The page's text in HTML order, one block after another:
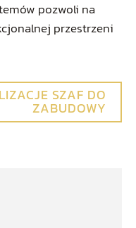
pozwoli na
przestrzeni
SZAF DO
ZABUDOWY